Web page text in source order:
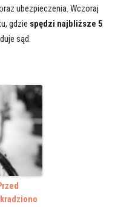
ubezpieczenia. Wczoraj
gdzie spędzi najbliższe 5
sąd.